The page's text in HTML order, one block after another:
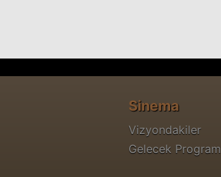
Sinema
Vizyondakiler
Gelecek Program